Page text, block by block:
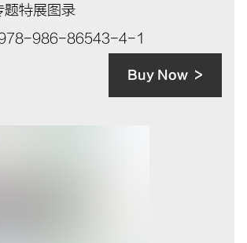
题特展图录
978-986-86543-4-1
Buy Now